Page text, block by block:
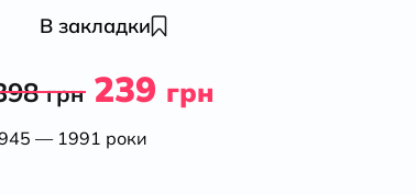
В закладки
грн 239 грн
— 1991 роки